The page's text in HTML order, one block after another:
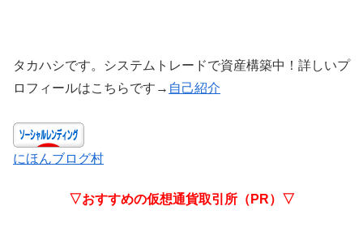
タカハシです。システムトレードで資産構築中！詳しいプ
ロフィールはこちらです→ 自己紹介
にほんブログ村
▽おすすめの仮想通貨取引所（PR）▽